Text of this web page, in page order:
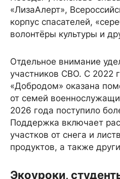
«ЛизаАлерт»,
корпус спасателей,
волонтёры культуры и
Отдельное внимание
участников СВО. С 2022
«Добродом» оказана
от семей
2026 года поступило
Поддержка включает
участков от снега и
продуктов, а также
Экоуроки,